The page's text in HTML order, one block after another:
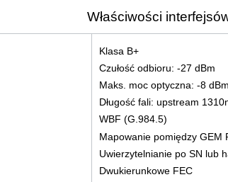
Właściwości
Klasa B+
Czułość odbioru: -27 dBm
Maks. moc optyczna: -8
Długość fali: upstream
WBF (G.984.5)
Mapowanie pomiędzy GEM
Uwierzytelnianie po SN lub
Dwukierunkowe FEC